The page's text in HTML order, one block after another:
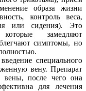
образа жизни
контроль веса,
или сидения). Это
замедляют
симптомы, но
специального
вену. Препарат
вены, после чего она
для лечения